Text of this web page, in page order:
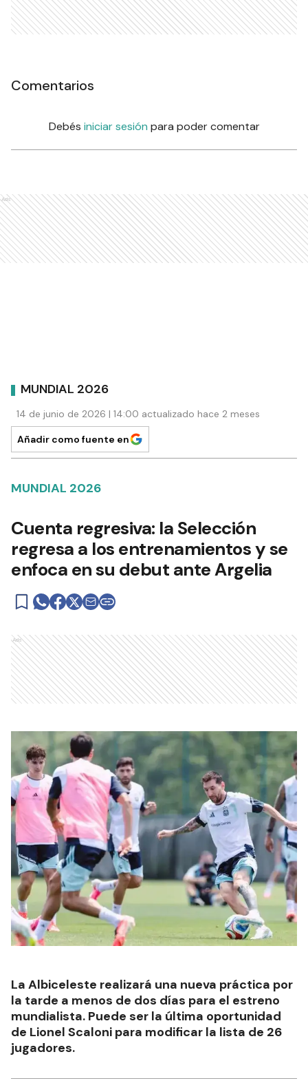
Comentarios
Debés iniciar sesión para poder comentar
Ads
MUNDIAL 2026
14 de junio de 2026 | 14:00 actualizado hace 2 meses
Añadir como fuente en
MUNDIAL 2026
Cuenta regresiva: la Selección
regresa a los entrenamientos y se
enfoca en su debut ante Argelia
Ads
La Albiceleste realizará una nueva práctica por
la tarde a menos de dos días para el estreno
mundialista. Puede ser la última oportunidad
de Lionel Scaloni para modificar la lista de 26
jugadores.